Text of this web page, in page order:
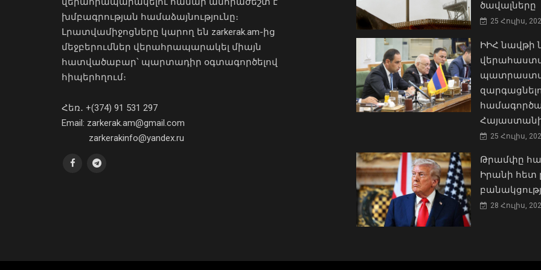
խմբագրության համաձայնությունը։
Լրատվամիջոցները կարող են zarkerak.am-ից
մեջբերումներ վերահրապարակել միայն
հատվածաբար՝ պարտադիր օգտագործելով
հիպերհղում։
Հեռ․ +(374) 91 531 297
Email: zarkerak.am@gmail.com
zarkerakinfo@yandex.ru
ծավալները
25 Հուլիս,
ԻԻՀ
25 Հուլիս,
Թրամփը
Իրանի հետ
28 Հուլիս,